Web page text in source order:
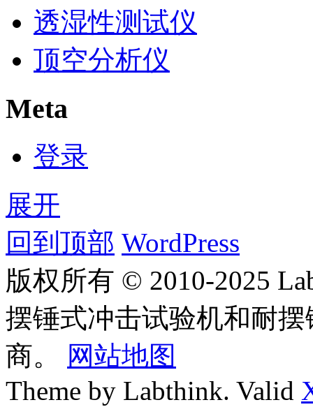
透湿性测试仪
顶空分析仪
Meta
登录
展开
回到顶部 WordPress
版权所有 © 2010-2025
摆锤式冲击试验机和耐
商。
网站地图
Theme by Labthink. Valid